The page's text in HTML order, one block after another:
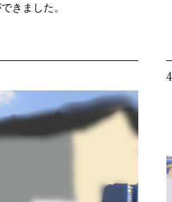
きました。